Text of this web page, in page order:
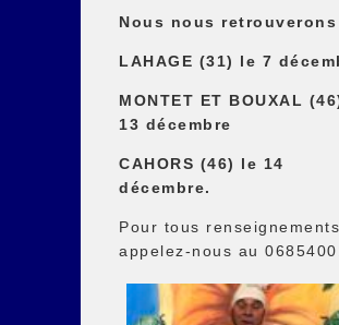
Nous nous
LAHAGE (31) le 7
MONTET ET BOUXAL
13 décembre
CAHORS (46) le 14
décembre.
Pour tous renseignements
appelez-nous au